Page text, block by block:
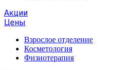
Акции
Цены
Взрослое отделение
Косметология
Физиотерапия